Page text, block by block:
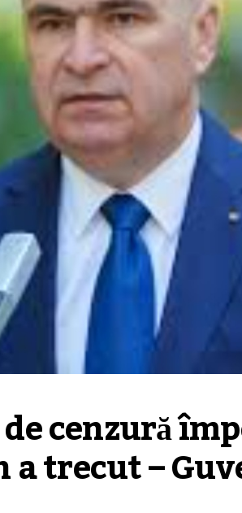
cenzură
trecut –